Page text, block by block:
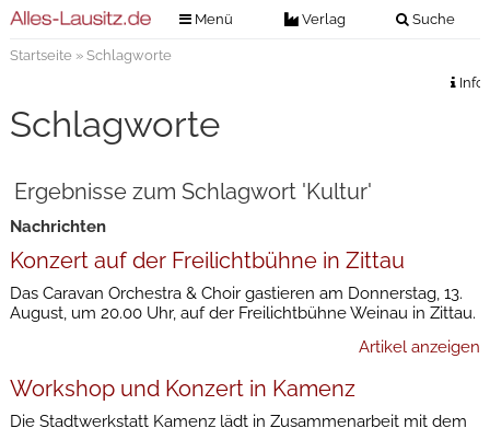
Menü Verlag Suche
Verlag
Kontakt
Anzeigenannahme
Startseite» Schlagworte
Info
Schlagworte
Ergebnisse zum Schlagwort 'Kultur'
Nachrichten
Konzert auf der Freilichtbühne in Zittau
Das Caravan Orchestra & Choir gastieren am Donnerstag, 13.
August, um 20.00 Uhr, auf der Freilichtbühne Weinau in Zittau.
Artikel anzeigen
Workshop und Konzert in Kamenz
Die Stadtwerkstatt Kamenz lädt in Zusammenarbeit mit dem